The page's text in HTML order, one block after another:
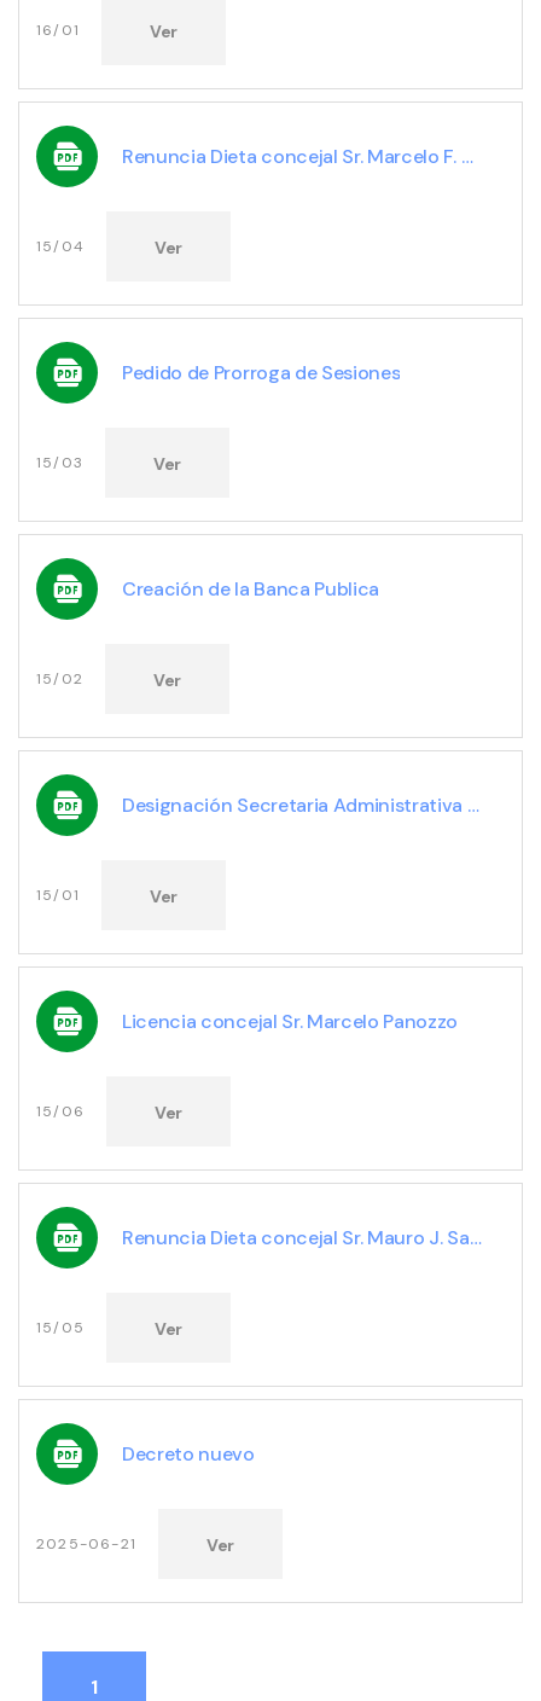
16/01 Ver
Renuncia Dieta concejal Sr. Marcelo F. Gastaldo
15/04 Ver
Pedido de Prorroga de Sesiones
15/03 Ver
Creación de la Banca Publica
15/02 Ver
Designación Secretaria Administrativa HCD Srta. Fabiana lis Abreu
15/01 Ver
Licencia concejal Sr. Marcelo Panozzo
15/06 Ver
Renuncia Dieta concejal Sr. Mauro J. Sauer
15/05 Ver
Decreto nuevo
2025-06-21 Ver
1